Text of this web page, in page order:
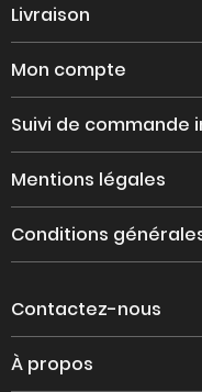
Livraison
Mon compte
Suivi de commande
Mentions légales
Conditions
Contactez-nous
À propos